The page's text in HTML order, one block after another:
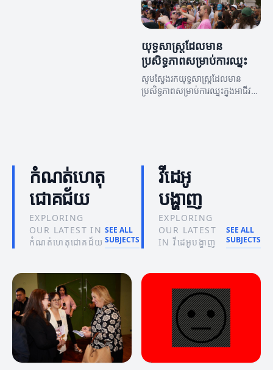
យុទ្ធសាស្ត្រដែលមាន
ប្រសិទ្ធភាពសម្រាប់ការឈ្នះ
សូមស្វែងរកយុទ្ធសាស្ត្រដែលមាន
ប្រសិទ្ធភាពសម្រាប់ការឈ្នះក្នុងអាជីវ
កំណត់ហេតុ
ជោគជ័យ
EXPLORING
OUR LATEST IN
កំណត់ហេតុជោគជ័យ
SEE ALL
SUBJECTS
វីដេអូ
បង្ហាញ
EXPLORING
OUR LATEST
IN វីដេអូបង្ហាញ
SEE ALL
SUBJECTS